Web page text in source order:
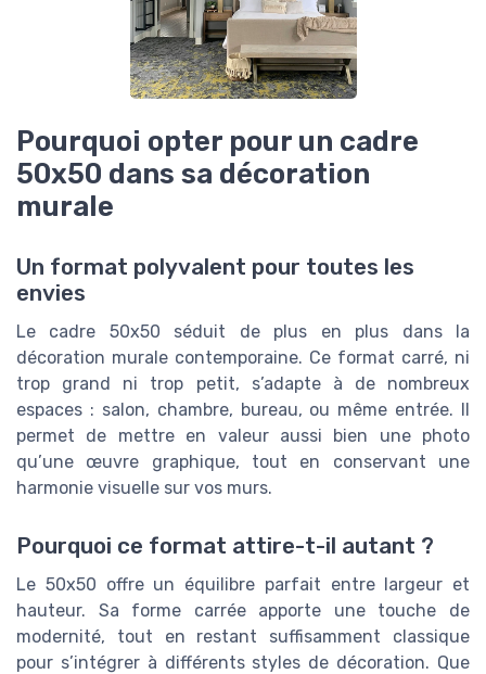
Pourquoi opter pour un cadre
50x50 dans sa décoration
murale
Un format polyvalent pour toutes les
envies
Le cadre 50x50 séduit de plus en plus dans la
décoration murale contemporaine. Ce format carré, ni
trop grand ni trop petit, s’adapte à de nombreux
espaces : salon, chambre, bureau, ou même entrée. Il
permet de mettre en valeur aussi bien une photo
qu’une œuvre graphique, tout en conservant une
harmonie visuelle sur vos murs.
Pourquoi ce format attire-t-il autant ?
Le 50x50 offre un équilibre parfait entre largeur et
hauteur. Sa forme carrée apporte une touche de
modernité, tout en restant suffisamment classique
pour s’intégrer à différents styles de décoration. Que